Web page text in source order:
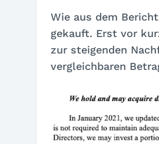
Wie aus dem
gekauft. Erst vor
zur steigenden
vergleichbaren